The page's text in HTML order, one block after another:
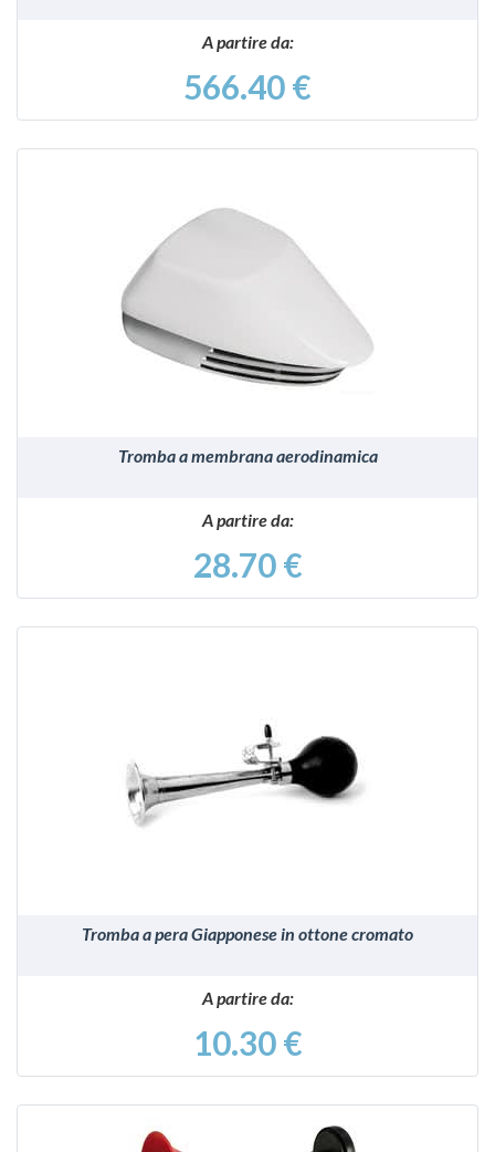
A partire da:
566.40 €
Tromba a membrana aerodinamica
A partire da:
28.70 €
VEDI
Tromba a pera Giapponese in ottone cromato
A partire da:
10.30 €